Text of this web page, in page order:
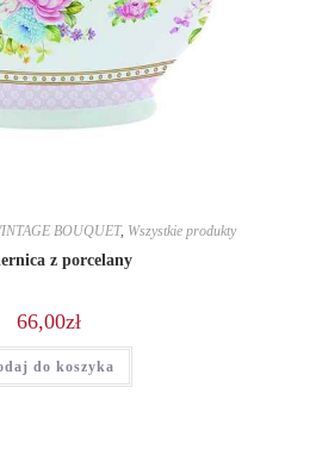
BOUQUET, Wszystkie produkty
z porcelany
66,00zł
do koszyka